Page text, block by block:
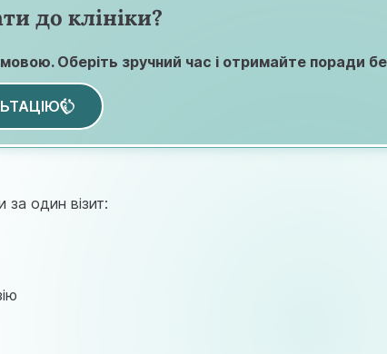
до клініки?
Оберіть зручний час і отримайте поради
за один візит: